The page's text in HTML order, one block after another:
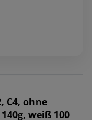
C4, ohne
weiß 100